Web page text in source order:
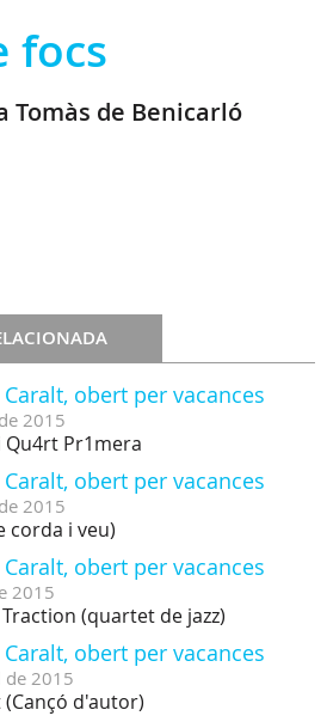
focs
Tomàs de Benicarló
obert per vacances
de 2015
Qu4rt Pr1mera
obert per vacances
de 2015
corda i veu)
obert per vacances
2015
(quartet de jazz)
obert per vacances
de 2015
d'autor)